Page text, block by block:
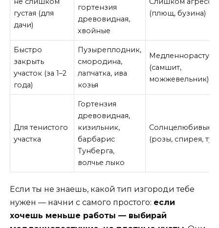
густая (для
дачи)
гортензия
древовидная,
хвойные
(плющ, бузина)
Быстро
закрыть
участок (за 1–2
года)
Пузыреплодник,
смородина,
лапчатка, ива
козья
(самшит,
можжевельник)
Для тенистого
участка
Гортензия
древовидная,
кизильник,
барбарис
Тунберга,
волчье лыко
Солнцелюбивые
(розы, спирея, туя)
Если ты не знаешь, какой тип изгороди тебе
нужен — начни с самого простого: если
хочешь меньше работы — выбирай